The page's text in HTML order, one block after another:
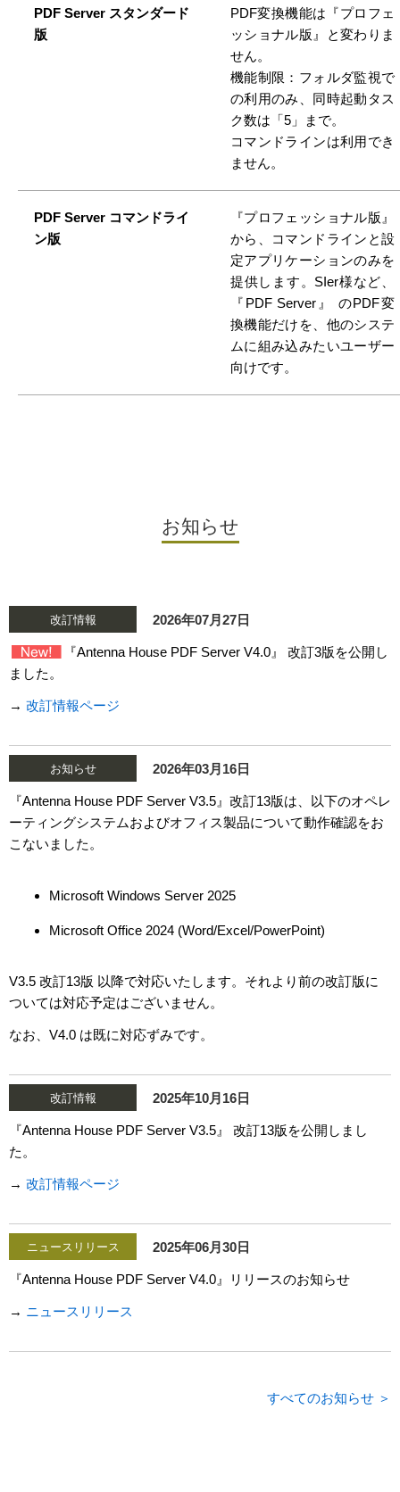
PDF Server スタンダード
版
PDF変換機能は『プロフェ
ッショナル版』と変わりま
せん。
機能制限：フォルダ監視で
の利用のみ、同時起動タス
ク数は「5」まで。
コマンドラインは利用でき
ません。
PDF Server コマンドライ
ン版
『プロフェッショナル版』
から、コマンドラインと設
定アプリケーションのみを
提供します。SIer様など、
『PDF Server』 のPDF変
換機能だけを、他のシステ
ムに組み込みたいユーザー
向けです。
お知らせ
改訂情報 2026年07月27日
『Antenna House PDF Server V4.0』 改訂3版を公開し
ました。
→ 改訂情報ページ
お知らせ 2026年03月16日
『Antenna House PDF Server V3.5』改訂13版は、以下のオペレ
ーティングシステムおよびオフィス製品について動作確認をお
こないました。
Microsoft Windows Server 2025
Microsoft Office 2024 (Word/Excel/PowerPoint)
V3.5 改訂13版 以降で対応いたします。それより前の改訂版に
ついては対応予定はございません。
なお、V4.0 は既に対応ずみです。
改訂情報 2025年10月16日
『Antenna House PDF Server V3.5』 改訂13版を公開しまし
た。
→ 改訂情報ページ
ニュースリリース 2025年06月30日
『Antenna House PDF Server V4.0』リリースのお知らせ
→ ニュースリリース
すべてのお知らせ ＞